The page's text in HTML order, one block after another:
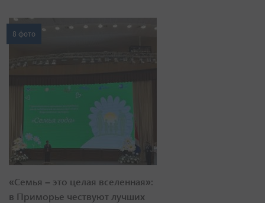
8 фото
«Семья – это целая вселенная»:
в Приморье чествуют лучших